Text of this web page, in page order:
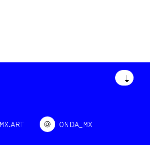
↓
ONDA_MX